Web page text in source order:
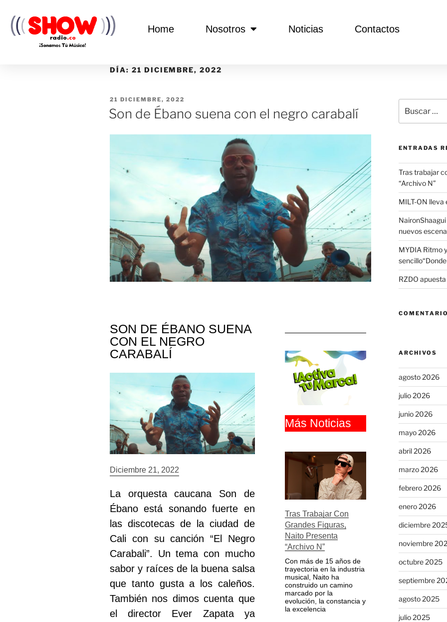
Home Nosotros Noticias Contactos
DÍA: 21 DICIEMBRE, 2022
21 DICIEMBRE, 2022
Son de Ébano suena con el negro carabalí
SON DE ÉBANO SUENA
CON EL NEGRO
CARABALÍ
Diciembre 21, 2022
La orquesta caucana Son de
Ébano está sonando fuerte en
las discotecas de la ciudad de
Cali con su canción “El Negro
Carabali”. Un tema con mucho
sabor y raíces de la buena salsa
que tanto gusta a los caleños.
También nos dimos cuenta que
el director Ever Zapata ya
Más Noticias
Tras Trabajar Con
Grandes Figuras,
Naito Presenta
“Archivo N”
Con más de 15 años de
trayectoria en la industria
musical, Naito ha
construido un camino
marcado por la
evolución, la constancia y
la excelencia
ENTRADAS
Tras trabajar
“Archivo N”
MILT-ON lleva
nuevos
MYDIA Ritmo
sencillo“Donde
RZDO
ARCHIVOS
agosto 2026
julio 2026
junio 2026
mayo 2026
abril 2026
marzo 2026
febrero 2026
enero 2026
diciembre
noviembre
octubre 2025
septiembre
agosto 2025
julio 2025